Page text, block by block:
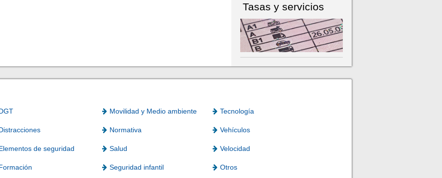
Tasas y servicios
Movilidad y Medio ambiente Tecnología
Normativa Vehículos
de seguridad Salud Velocidad
Seguridad infantil Otros